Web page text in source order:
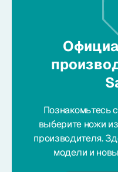
Познакомьтесь
выберите ножи
производителя.
модели и